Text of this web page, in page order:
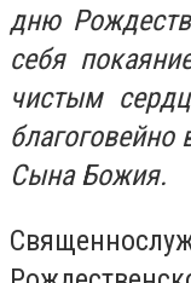
дню
себя
чистым
благоговейно
Сына Божия.